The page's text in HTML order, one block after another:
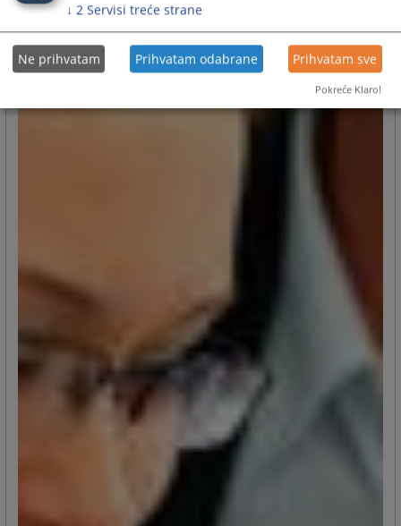
↓ 2 Servisi treće strane
Ne prihvatam Prihvatam odabrane Prihvatam sve
Pokreće Klaro!